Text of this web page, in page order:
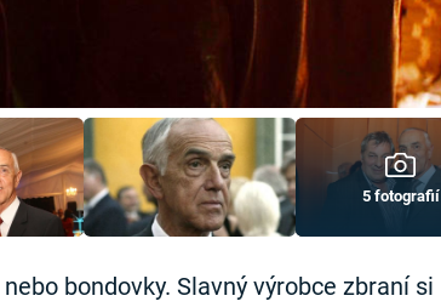
5 fotografií
bondovky. Slavný výrobce zbraní si